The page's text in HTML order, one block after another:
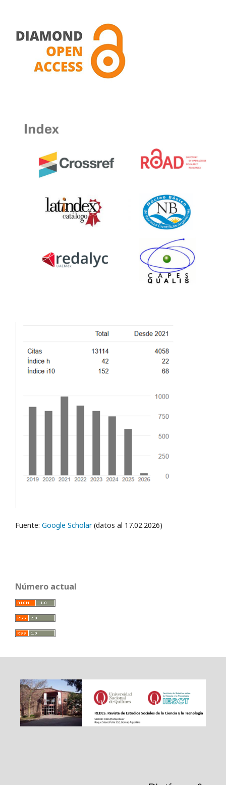
Fuente: Google Scholar(datos al 17.02.2026)
Número actual